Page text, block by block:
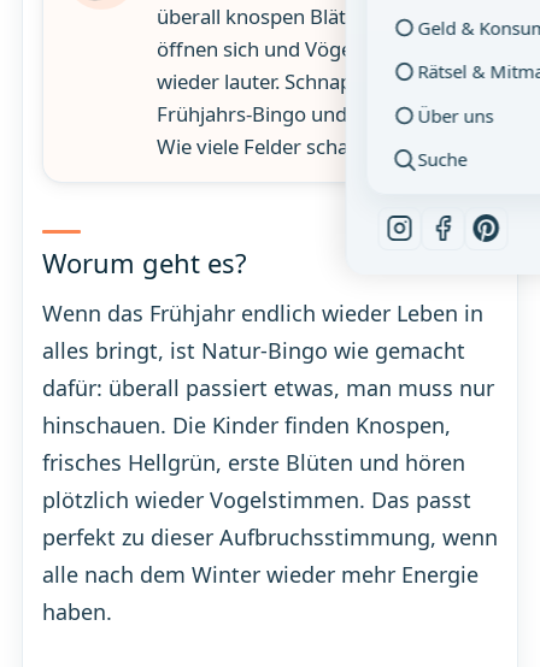
Geld &
Rätsel &
Über uns
Suche
überall knospen Blätter, Blüten
öffnen sich und Vögel singen
wieder lauter. Schnapp dir das
Frühjahrs-Bingo und geh raus:
Wie viele Felder schafft ihr heute?
Worum geht es?
Wenn das Frühjahr endlich wieder Leben in
alles bringt, ist Natur-Bingo wie gemacht
dafür: überall passiert etwas, man muss nur
hinschauen. Die Kinder finden Knospen,
frisches Hellgrün, erste Blüten und hören
plötzlich wieder Vogelstimmen. Das passt
perfekt zu dieser Aufbruchsstimmung, wenn
alle nach dem Winter wieder mehr Energie
haben.